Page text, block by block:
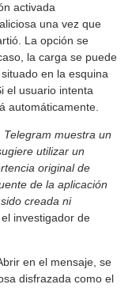
activada
una vez que
La opción se
la carga se puede
en la esquina
el usuario intenta
automáticamente.
Telegram muestra un
utilizar un
original de
de la aplicación
creada ni
investigador de
en el mensaje, se
disfrazada como el